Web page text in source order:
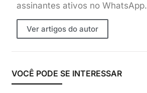
assinantes ativos no WhatsApp.
Ver artigos do autor
VOCÊ PODE SE INTERESSAR